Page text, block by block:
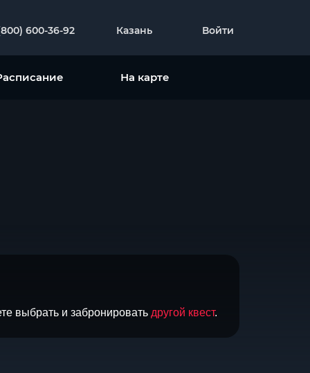
600-36-92 Казань Войти
На карте
выбрать и забронировать другой квест.